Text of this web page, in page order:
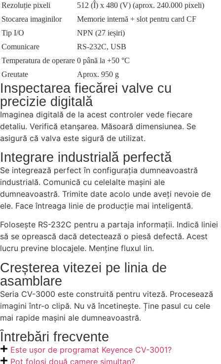
Rezoluție pixeli
512 (Î) x 480 (V) (aprox. 240.000 pixeli)
Stocarea imaginilor
Memorie internă + slot pentru card CF
Tip I/O
NPN (27 ieșiri)
Comunicare
RS-232C, USB
Temperatura de operare 0 până la +50 °C
Greutate
Aprox. 950 g
Inspectarea fiecărei valve cu
precizie digitală
Imaginea digitală de la acest controler vede fiecare
detaliu. Verifică etanșarea. Măsoară dimensiunea. Se
asigură că valva este sigură de utilizat.
Integrare industrială perfectă
Se integrează perfect în configurația dumneavoastră
industrială. Comunică cu celelalte mașini ale
dumneavoastră. Trimite date acolo unde aveți nevoie de
ele. Face întreaga linie de producție mai inteligentă.
Folosește RS-232C pentru a partaja informații. Indică liniei
să se oprească dacă detectează o piesă defectă. Acest
lucru previne blocajele. Menține fluxul lin.
Creșterea vitezei pe linia de
asamblare
Seria CV-3000 este construită pentru viteză. Procesează
imagini într-o clipă. Nu vă încetinește. Ține pasul cu cele
mai rapide mașini ale dumneavoastră.
Întrebări frecvente
Este ușor de programat Keyence CV-3001?
Pot folosi două camere simultan?